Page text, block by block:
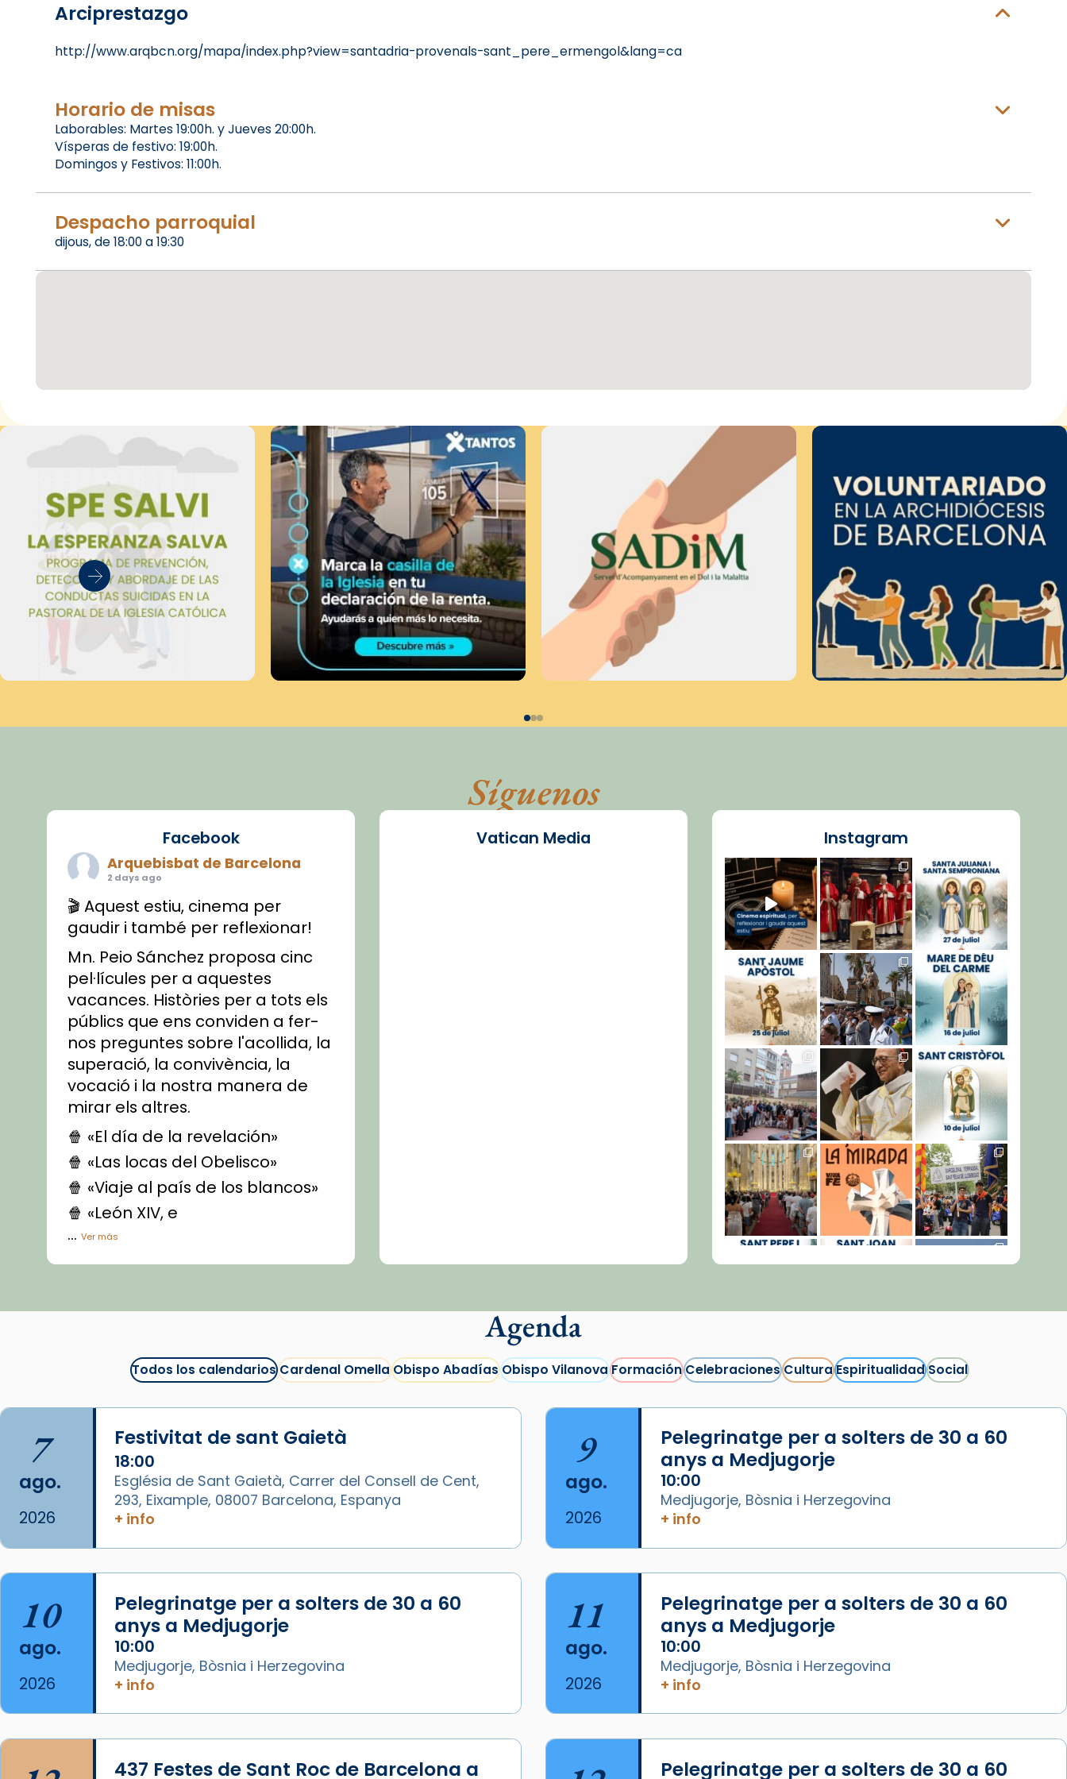
Arciprestazgo
http://www.arqbcn.org/mapa/index.php?view=santadria-provenals-sant_pere_ermengol&lang=ca
Horario de misas
Laborables: Martes 19:00h. y Jueves 20:00h.
Vísperas de festivo: 19:00h.
Domingos y Festivos: 11:00h.
Despacho parroquial
dijous, de 18:00 a 19:30
Síguenos
Facebook
Arquebisbat de Barcelona
2 days ago
🎬 Aquest estiu, cinema per
gaudir i també per reflexionar!
Mn. Peio Sánchez proposa cinc
pel·lícules per a aquestes
vacances. Històries per a tots els
públics que ens conviden a fer-
nos preguntes sobre l'acollida, la
superació, la convivència, la
vocació i la nostra manera de
mirar els altres.
🍿 «El día de la revelación»
🍿 «Las locas del Obelisco»
🍿 «Viaje al país de los blancos»
🍿 «León XIV, e
...Ver más
Vídeo
La Carmina va patir depressió.
arribar el seu testimoni al papa
Lleó XIV.
Recupera l'entrevista
compVatican News tican News 👇
Foto
View on Facebook Share
Arquebisbat de Barcelona
Semproniana ens ajuden a alçar
la mirada»
Vatican Media Instagram
Cargar más...
Agenda
Todos los calendariosCardenal OmellaObispo AbadíasObispo VilanovaFormaciónCelebracionesCulturaEspiritualidadSocial
7
ago.
2026
Festivitat de sant Gaietà
18:00
Església de Sant Gaietà, Carrer del Consell de Cent,
293, Eixample, 08007 Barcelona, Espanya
+ info
9
ago.
2026
Pelegrinatge per a solters de 30 a 60
anys a Medjugorje
10:00
Medjugorje, Bòsnia i Herzegovina
+ info
10
ago.
2026
Pelegrinatge per a solters de 30 a 60
anys a Medjugorje
10:00
Medjugorje, Bòsnia i Herzegovina
+ info
11
ago.
2026
Pelegrinatge per a solters de 30 a 60
anys a Medjugorje
10:00
Medjugorje, Bòsnia i Herzegovina
+ info
437 Festes de Sant Roc de Barcelona a
Pelegrinatge per a solters de 30 a 60